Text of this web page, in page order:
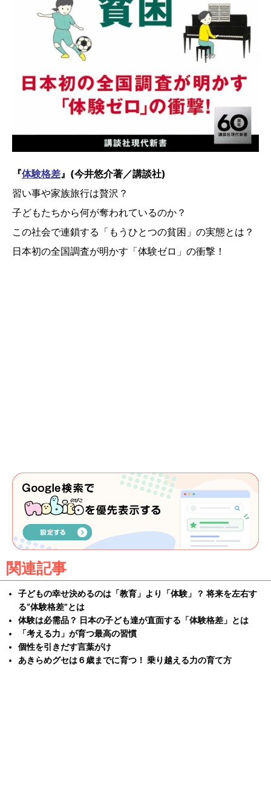
『体験格差』(今井悠介著／講談社)
習い事や家族旅行は贅沢？
子どもたちから何が奪われているのか？
この社会で連鎖する「もうひとつの貧困」の実態とは？
日本初の全国調査が明かす「体験ゼロ」の衝撃！
関連記事
子どもの幸せ決めるのは「教育」より「体験」？ 将来を左右す
る“体験格差”とは
体験は必需品？ 日本の子ども達が直面する「体験格差」とは
「考える力」が育つ最高の習慣
個性を引きだす言葉がけ
あきらめグセは６歳までに育つ！ 乗り越える力の育て方